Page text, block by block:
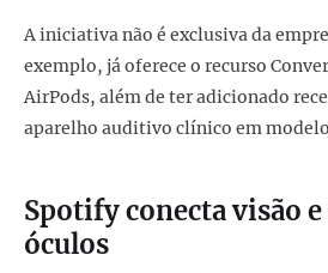
A iniciativa não é exclusiva da
exemplo, já oferece o recurso
AirPods, além de ter adicionado
aparelho auditivo clínico em
Spotify conecta visão e
óculos